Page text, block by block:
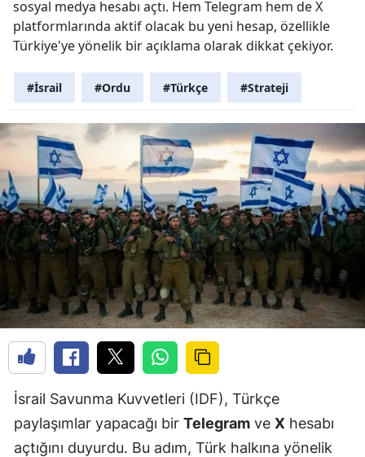
sosyal medya hesabı açtı. Hem Telegram hem de X
platformlarında aktif olacak bu yeni hesap, özellikle
Türkiye'ye yönelik bir açıklama olarak dikkat çekiyor.
#İsrail #Ordu #Türkçe #Strateji
İsrail Savunma Kuvvetleri (IDF), Türkçe
paylaşımlar yapacağı bir Telegram ve X hesabı
açtığını duyurdu. Bu adım, Türk halkına yönelik